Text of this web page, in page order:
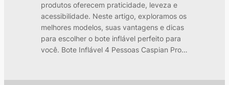
produtos oferecem praticidade, leveza e
acessibilidade. Neste artigo, exploramos os
melhores modelos, suas vantagens e dicas
para escolher o bote inflável perfeito para
você. Bote Inflável 4 Pessoas Caspian Pro…